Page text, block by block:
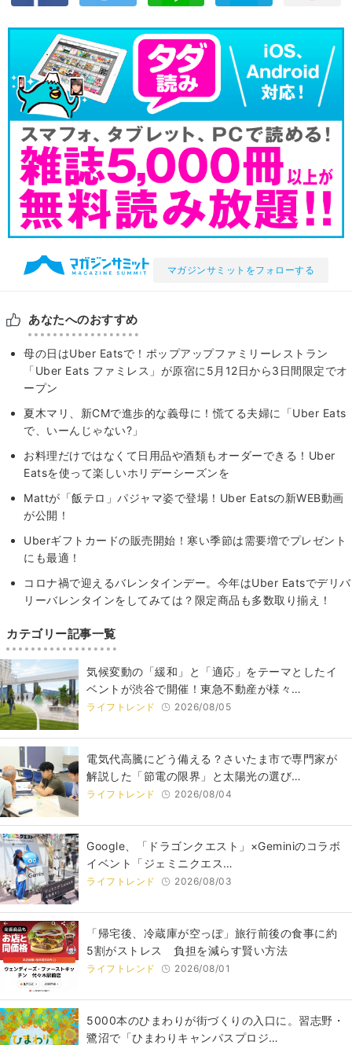
マガジンサミットをフォローする
あなたへのおすすめ
母の日はUber Eatsで！ポップアップファミリーレストラン
「Uber Eats ファミレス」が原宿に5月12日から3日間限定でオ
ープン
夏木マリ、新CMで進歩的な義母に！慌てる夫婦に「Uber Eats
で、いーんじゃない?」
お料理だけではなくて日用品や酒類もオーダーできる！Uber
Eatsを使って楽しいホリデーシーズンを
Mattが「飯テロ」パジャマ姿で登場！Uber Eatsの新WEB動画
が公開！
Uberギフトカードの販売開始！寒い季節は需要増でプレゼント
にも最適！
コロナ禍で迎えるバレンタインデー。今年はUber Eatsでデリバ
リーバレンタインをしてみては？限定商品も多数取り揃え！
カテゴリー記事一覧
気候変動の「緩和」と「適応」をテーマとしたイ
ベントが渋谷で開催！東急不動産が様々…
ライフトレンド 2026/08/05
電気代高騰にどう備える？さいたま市で専門家が
解説した「節電の限界」と太陽光の選び…
ライフトレンド 2026/08/04
Google、「ドラゴンクエスト」×Geminiのコラボ
イベント「ジェミニクエス…
ライフトレンド 2026/08/03
「帰宅後、冷蔵庫が空っぽ」旅行前後の食事に約
5割がストレス 負担を減らす賢い方法
ライフトレンド 2026/08/01
5000本のひまわりが街づくりの入口に。習志野・
鷺沼で「ひまわりキャンパスプロジ…